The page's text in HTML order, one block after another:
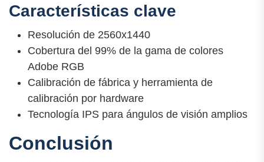
Características clave
Resolución de 2560x1440
Cobertura del 99% de la gama de colores
Adobe RGB
Calibración de fábrica y herramienta de
calibración por hardware
Tecnología IPS para ángulos de visión amplios
Conclusión